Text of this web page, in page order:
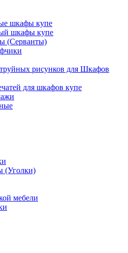
шкафы купе
шкафы купе
(Серванты)
рисунков для Шкафов
для шкафов купе
(Уголки)
мебели